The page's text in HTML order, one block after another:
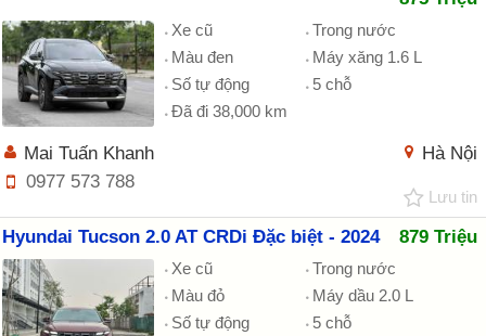
Xe cũ
Trong nước
Màu đen
Máy xăng 1.6 L
Số tự động
5 chỗ
Đã đi 38,000 km
Hà Nội
Mai Tuấn Khanh
0977 573 788
Lưu tin
Hyundai Tucson 2.0 AT CRDi Đặc biệt - 2024 879 Triệu
Xe cũ
Trong nước
Màu đỏ
Máy dầu 2.0 L
Số tự động
5 chỗ